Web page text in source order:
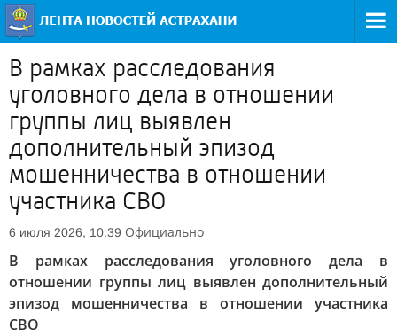
В рамках расследования
уголовного дела в отношении
группы лиц выявлен
дополнительный эпизод
мошенничества в отношении
участника СВО
6 июля 2026, 10:39 Официально
В рамках расследования уголовного дела в
отношении группы лиц выявлен дополнительный
эпизод мошенничества в отношении участника
СВО